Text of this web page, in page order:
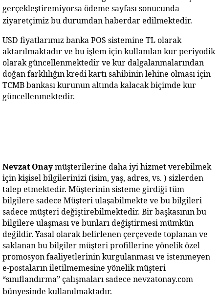
gerçekleştiremiyorsa ödeme sayfası sonucunda
ziyaretçimiz bu durumdan haberdar edilmektedir.
USD fiyatlarımız banka POS sistemine TL olarak
aktarılmaktadır ve bu işlem için kullanılan kur periyodik
olarak güncellenmektedir ve kur dalgalanmalarından
doğan farklılığın kredi kartı sahibinin lehine olması için
TCMB bankası kurunun altında kalacak biçimde kur
güncellenmektedir.
Nevzat Onay müşterilerine daha iyi hizmet verebilmek
için kişisel bilgilerinizi (isim, yaş, adres, vs. ) sizlerden
talep etmektedir. Müşterinin sisteme girdiği tüm
bilgilere sadece Müşteri ulaşabilmekte ve bu bilgileri
sadece müşteri değiştirebilmektedir. Bir başkasının bu
bilgilere ulaşması ve bunları değiştirmesi mümkün
değildir. Yasal olarak belirlenen çerçevede toplanan ve
saklanan bu bilgiler müşteri profillerine yönelik özel
promosyon faaliyetlerinin kurgulanması ve istenmeyen
e-postaların iletilmemesine yönelik müşteri
“sınıflandırma” çalışmaları sadece nevzatonay.com
bünyesinde kullanılmaktadır.